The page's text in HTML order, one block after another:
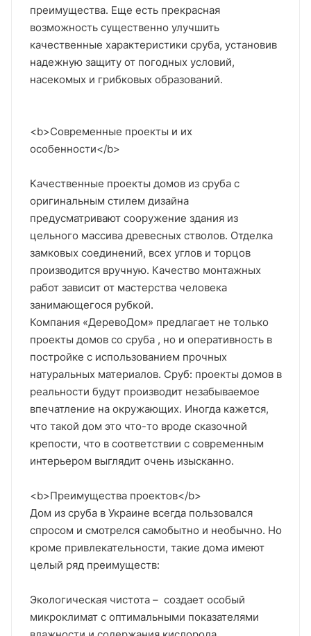
преимущества. Еще есть прекрасная
возможность существенно улучшить
качественные характеристики сруба, установив
надежную защиту от погодных условий,
насекомых и грибковых образований.
<b>Современные проекты и их
особенности</b>
Качественные проекты домов из сруба с
оригинальным стилем дизайна
предусматривают сооружение здания из
цельного массива древесных стволов. Отделка
замковых соединений, всех углов и торцов
производится вручную. Качество монтажных
работ зависит от мастерства человека
занимающегося рубкой.
Компания «ДеревоДом» предлагает не только
проекты домов со сруба , но и оперативность в
постройке с использованием прочных
натуральных материалов. Сруб: проекты домов в
реальности будут производит незабываемое
впечатление на окружающих. Иногда кажется,
что такой дом это что-то вроде сказочной
крепости, что в соответствии с современным
интерьером выглядит очень изысканно.
<b>Преимущества проектов</b>
Дом из сруба в Украине всегда пользовался
спросом и смотрелся самобытно и необычно. Но
кроме привлекательности, такие дома имеют
целый ряд преимуществ:
Экологическая чистота – создает особый
микроклимат с оптимальными показателями